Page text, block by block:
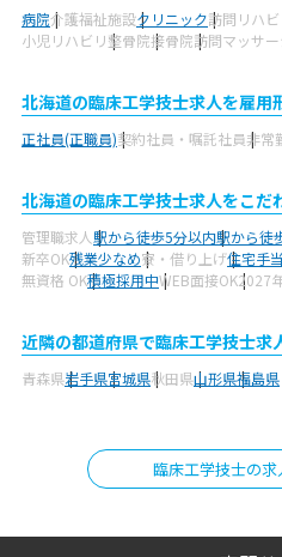
病院介護福祉施設クリニック訪問リハ
小児リハビリ整骨院接骨院訪問マッサー
北海道の臨床工学技士求人を雇用
正社員(正職員)契約社員・嘱託社員非常
北海道の臨床工学技士求人をこだ
管理職求人駅から徒歩5分以内駅から徒
新卒OK残業少なめ寮・借り上げ住宅手
無資格 OK積極採用中WEB面接OK2027
近隣の都道府県で臨床工学技士求
青森県岩手県宮城県秋田県山形県福島県
臨床工学技士の求